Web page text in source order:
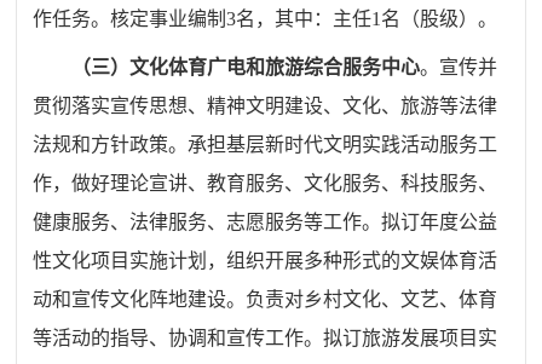
作任务。核定事业编制3名，其中：主任1 名（股级）。
（三）文化体育广电和旅游综合服务中心。 宣传并
贯彻落实宣传思想、精神文明建设、文化、旅游等法律
法规和方针政策。承担基层新时代文明实践活动服务工
作，做好理论宣讲、教育服务、文化服务、科技服务、
健康服务、法律服务、志愿服务等工作。拟订年度公益
性文化项目实施计划，组织开展多种形式的文娱体育活
动和宣传文化阵地建设。负责对乡村文化、文艺、体育
等活动的指导、协调和宣传工作。拟订旅游发展项目实